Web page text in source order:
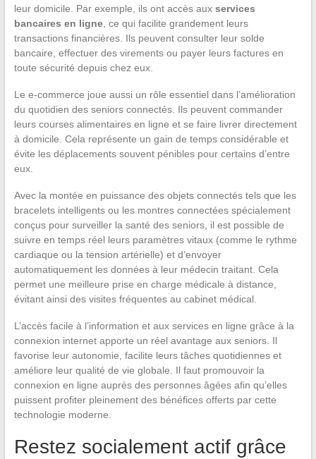
leur domicile. Par exemple, ils ont accès aux services
bancaires en ligne, ce qui facilite grandement leurs
transactions financières. Ils peuvent consulter leur solde
bancaire, effectuer des virements ou payer leurs factures en
toute sécurité depuis chez eux.
Le e-commerce joue aussi un rôle essentiel dans l’amélioration
du quotidien des seniors connectés. Ils peuvent commander
leurs courses alimentaires en ligne et se faire livrer directement
à domicile. Cela représente un gain de temps considérable et
évite les déplacements souvent pénibles pour certains d’entre
eux.
Avec la montée en puissance des objets connectés tels que les
bracelets intelligents ou les montres connectées spécialement
conçus pour surveiller la santé des seniors, il est possible de
suivre en temps réel leurs paramètres vitaux (comme le rythme
cardiaque ou la tension artérielle) et d’envoyer
automatiquement les données à leur médecin traitant. Cela
permet une meilleure prise en charge médicale à distance,
évitant ainsi des visites fréquentes au cabinet médical.
L’accès facile à l’information et aux services en ligne grâce à la
connexion internet apporte un réel avantage aux seniors. Il
favorise leur autonomie, facilite leurs tâches quotidiennes et
améliore leur qualité de vie globale. Il faut promouvoir la
connexion en ligne auprès des personnes âgées afin qu’elles
puissent profiter pleinement des bénéfices offerts par cette
technologie moderne.
Restez socialement actif grâce